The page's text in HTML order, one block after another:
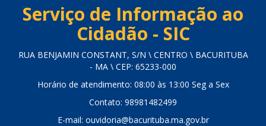
Serviço de Informação ao
Cidadão - SIC
RUA BENJAMIN CONSTANT, S/N \ CENTRO \ BACURITUBA
- MA \ CEP: 65233-000
Horário de atendimento: 08:00 às 13:00 Seg a Sex
Contato: 98981482499
E-mail: ouvidoria@bacurituba.ma.gov.br